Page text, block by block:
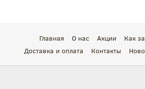
Главная О нас Акции
Как
Доставка и оплата
Контакты